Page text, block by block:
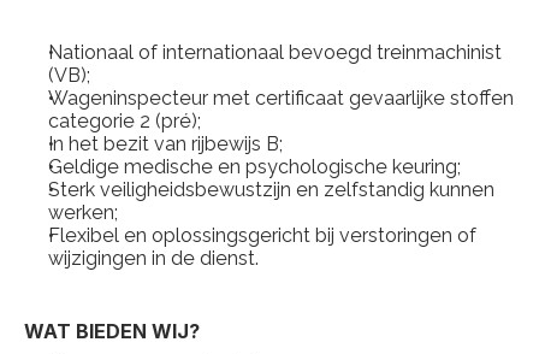
Nationaal of internationaal bevoegd treinmachinist
(VB);
Wageninspecteur met certificaat gevaarlijke stoffen
categorie 2 (pré);
In het bezit van rijbewijs B;
Geldige medische en psychologische keuring;
Sterk veiligheidsbewustzijn en zelfstandig kunnen
werken;
Flexibel en oplossingsgericht bij verstoringen of
wijzigingen in de dienst.
WAT BIEDEN WIJ?